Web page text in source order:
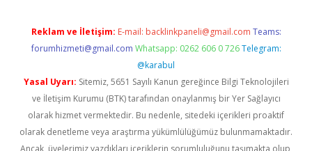
Reklam ve İletişim: E-mail: backlinkpaneli@gmail.com Teams:
forumhizmeti@gmail.com Whatsapp: 0262 606 0 726 Telegram:
@karabul
Yasal Uyarı: Sitemiz, 5651 Sayılı Kanun gereğince Bilgi Teknolojileri
ve İletişim Kurumu (BTK) tarafından onaylanmış bir Yer Sağlayıcı
olarak hizmet vermektedir. Bu nedenle, sitedeki içerikleri proaktif
olarak denetleme veya araştırma yükümlülüğümüz bulunmamaktadır.
Ancak, üyelerimiz yazdıkları içeriklerin sorumluluğunu taşımakta olup,